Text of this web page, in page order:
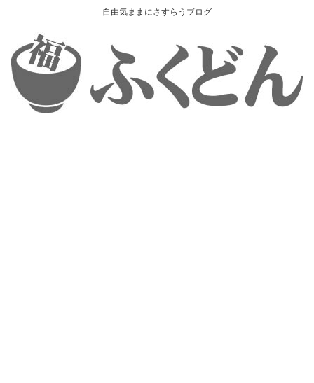
自由気ままにさすらうブログ